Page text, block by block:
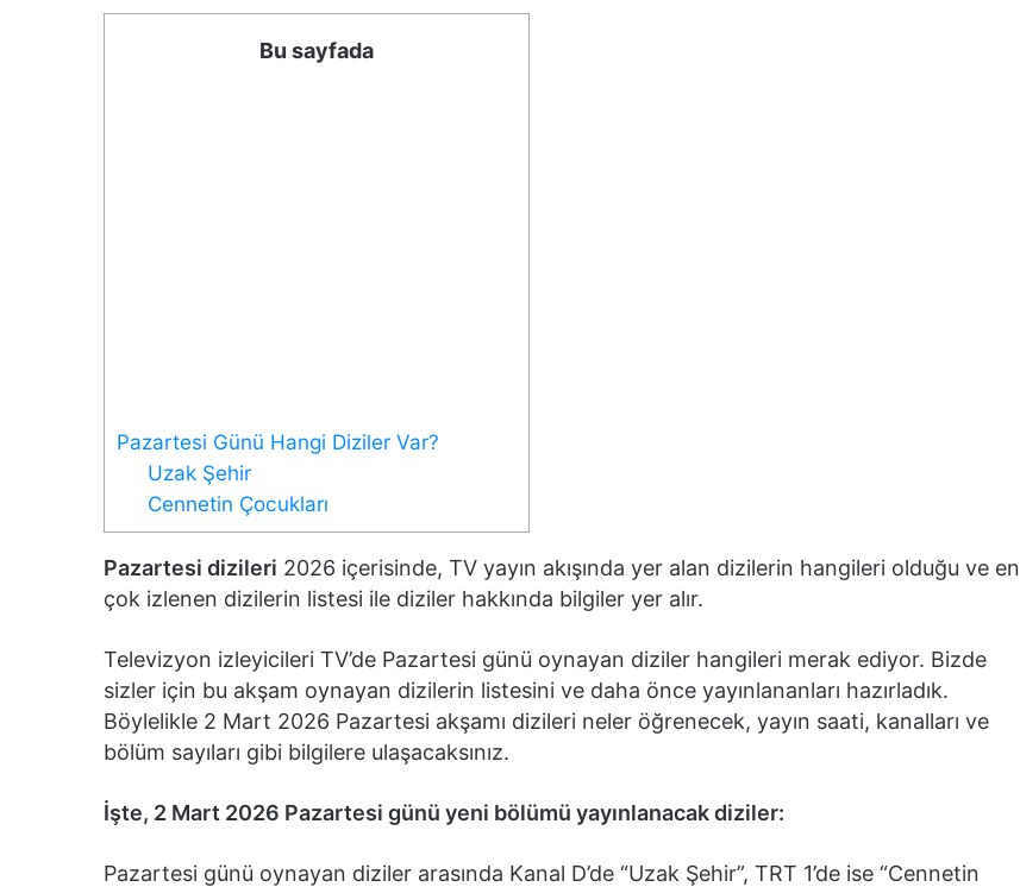
Bu sayfada
Pazartesi Günü Hangi Diziler Var?
Uzak Şehir
Cennetin Çocukları
Pazartesi dizileri 2026 içerisinde, TV yayın akışında yer alan dizilerin hangileri olduğu ve en
çok izlenen dizilerin listesi ile diziler hakkında bilgiler yer alır.
Televizyon izleyicileri TV’de Pazartesi günü oynayan diziler hangileri merak ediyor. Bizde
sizler için bu akşam oynayan dizilerin listesini ve daha önce yayınlananları hazırladık.
Böylelikle 2 Mart 2026 Pazartesi akşamı dizileri neler öğrenecek, yayın saati, kanalları ve
bölüm sayıları gibi bilgilere ulaşacaksınız.
İşte, 2 Mart 2026 Pazartesi günü yeni bölümü yayınlanacak diziler:
Pazartesi günü oynayan diziler arasında Kanal D’de “Uzak Şehir”, TRT 1’de ise “Cennetin